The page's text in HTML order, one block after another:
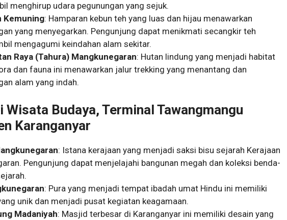
menghirup udara pegunungan yang sejuk.
Kemuning: Hamparan kebun teh yang luas dan hijau menawarkan
yang menyegarkan. Pengunjung dapat menikmati secangkir teh
mengagumi keindahan alam sekitar.
Raya (Tahura) Mangkunegaran: Hutan lindung yang menjadi habitat
dan fauna ini menawarkan jalur trekking yang menantang dan
alam yang indah.
Wisata Budaya, Terminal Tawangmangu
Karanganyar
: Istana kerajaan yang menjadi saksi bisu sejarah Kerajaan
Pengunjung dapat menjelajahi bangunan megah dan koleksi benda-
: Pura yang menjadi tempat ibadah umat Hindu ini memiliki
unik dan menjadi pusat kegiatan keagamaan.
Madaniyah: Masjid terbesar di Karanganyar ini memiliki desain yang